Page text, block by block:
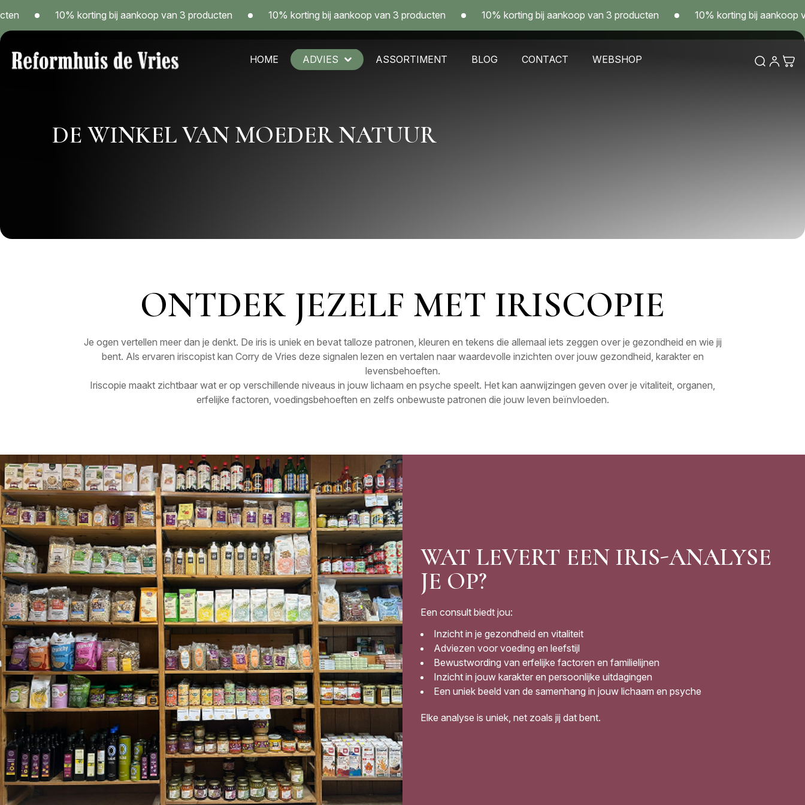
to
content
10% korting bij aankoop van 3 producten 10% korting bij aankoop van 3 producten 10% korting bij aankoop van 3 producten 10% korting bij aankoop van 3
HOME ADVIES ASSORTIMENT BLOG CONTACT WEBSHOP
DE WINKEL VAN MOEDER NATUUR
ONTDEK JEZELF MET IRISCOPIE
Je ogen vertellen meer dan je denkt. De iris is uniek en bevat talloze patronen, kleuren en tekens die allemaal iets zeggen over je gezondheid en wie jij
bent. Als ervaren iriscopist kan Corry de Vries deze signalen lezen en vertalen naar waardevolle inzichten over jouw gezondheid, karakter en
levensbehoeften.
Iriscopie maakt zichtbaar wat er op verschillende niveaus in jouw lichaam en psyche speelt. Het kan aanwijzingen geven over je vitaliteit, organen,
erfelijke factoren, voedingsbehoeften en zelfs onbewuste patronen die jouw leven beïnvloeden.
WAT LEVERT EEN IRIS-ANALYSE
JE OP?
Een consult biedt jou:
Inzicht in je gezondheid en vitaliteit
Adviezen voor voeding en leefstijl
Bewustwording van erfelijke factoren en familielijnen
Inzicht in jouw karakter en persoonlijke uitdagingen
Een uniek beeld van de samenhang in jouw lichaam en psyche
Elke analyse is uniek, net zoals jij dat bent.